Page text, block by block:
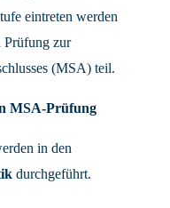
eintreten werden
Prüfung zur
(MSA) teil.
MSA-Prüfung
in den
durchgeführt.